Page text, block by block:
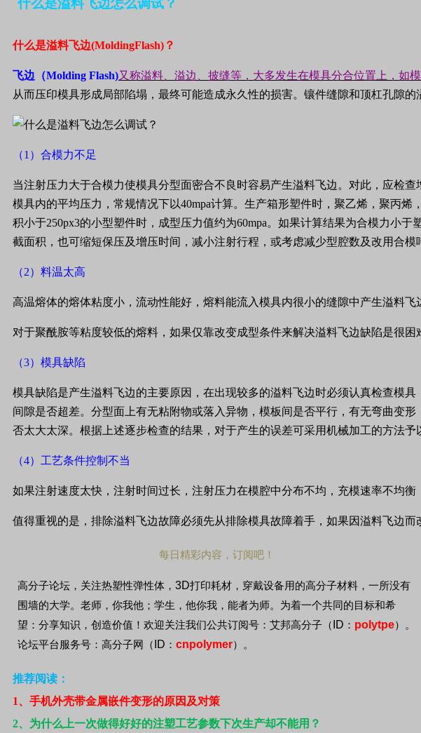
什么是溢料飞边怎么调试？
什么是溢料飞边(MoldingFlash) ？
飞边（Molding Flash)又称溢料、溢边、披缝等，大多发生在模具分合位置上，如
从而压印模具形成局部陷塌，最终可能造成永久性的损害。镶件缝隙和顶杠孔隙的
（1 ）合模力不足
当注射压力大于合模力使模具分型面密合不良时容易产生溢料飞边。对此，应检
模具内的平均压力，常规情况下以40mpa计算。生产箱形塑件时，聚乙烯，聚丙烯
积小于250px3的小型塑件时，成型压力值约为60mpa。如果计算结果为合模力小于
截面积，也可缩短保压及增压时间，减小注射行程，或考虑减少型腔数及改用合模
（2）料温太高
高温熔体的熔体粘度小，流动性能好，熔料能流入模具内很小的缝隙中产生溢料
对于聚酰胺等粘度较低的熔料，如果仅靠改变成型条件来解决溢料飞边缺陷是很
（3）模具缺陷
模具缺陷是产生溢料飞边的主要原因，在出现较多的溢料飞边时必须认真检查模
间隙是否超差。分型面上有无粘附物或落入异物，模板间是否平行，有无弯曲变
否太大太深。根据上述逐步检查的结果，对于产生的误差可采用机械加工的方法予
（4）工艺条件控制不当
如果注射速度太快，注射时间过长，注射压力在模腔中分布不均，充模速率不均
值得重视的是，排除溢料飞边故障必须先从排除模具故障着手，如果因溢料飞边
每日精彩内容，订阅吧！
高分子论坛，关注热塑性弹性体， 3D打印耗材，穿戴设备用的高分子材料，一所没有
围墙的大学。老师，你我他；学生，他你我，能者为师。为着一个共同的目标和希
望：分享知识，创造价值！欢迎关注我们公共订阅号：艾邦高分子（ ID ： polytpe）。
论坛平台服务号：高分子网（ ID ： cnpolymer）。
推荐阅读：
1、手机外壳带金属嵌件变形的原因及对策
2、为什么上一次做得好好的注塑工艺参数下次生产却不能用？